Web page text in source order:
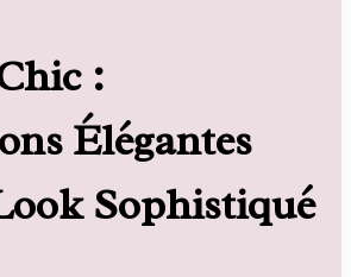
:
Élégantes
Sophistiqué